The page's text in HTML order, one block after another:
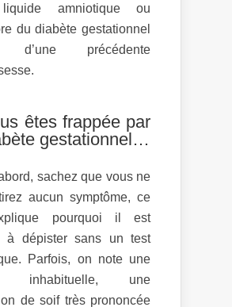
amniotique ou
du diabète gestationnel
d’une précédente
êtes frappée par
gestationnel…
sachez que vous ne
aucun symptôme, ce
pourquoi il est
à dépister sans un test
Parfois, on note une
inhabituelle, une
de soif très prononcée